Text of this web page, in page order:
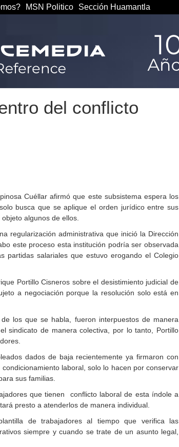
MSN Politico Sección Huamantla
del conflicto
Cuéllar afirmó que este subsistema espera los
busca que se aplique el orden jurídico entre sus
algunos de ellos.
regularización administrativa que inició la Dirección
este proceso esta institución podría ser observada
partidas salariales que estuvo erogando el Colegio
Portillo Cisneros sobre el desistimiento judicial de
a negociación porque la resolución solo está en
los que se habla, fueron interpuestos de manera
sindicato de manera colectiva, por lo tanto, Portillo
dados de baja recientemente ya firmaron con
laboral, solo lo hacen por conservar
sus familias.
que tienen conflicto laboral de esta índole a
presto a atenderlos de manera individual.
de trabajadores al tiempo que verifica las
siempre y cuando se trate de un asunto legal,